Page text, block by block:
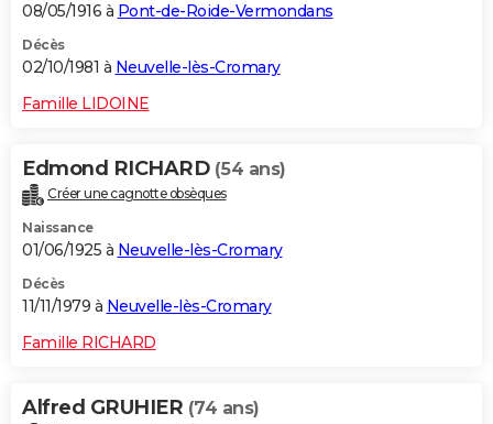
08/05/1916 à Pont-de-Roide-Vermondans
Décès
02/10/1981 à Neuvelle-lès-Cromary
Famille LIDOINE
Edmond RICHARD (54 ans)
Créer une cagnotte obsèques
Naissance
01/06/1925 à Neuvelle-lès-Cromary
Décès
11/11/1979 à Neuvelle-lès-Cromary
Famille RICHARD
Alfred GRUHIER (74 ans)